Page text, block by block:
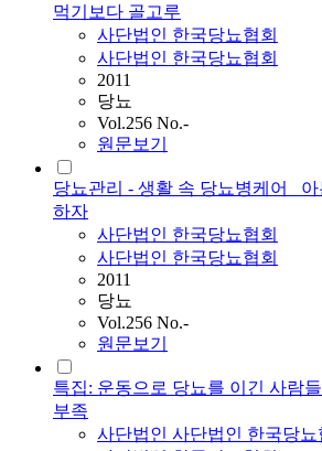
먹기보다 골고루
사단법인 한국당뇨협회
사단법인 한국당뇨협회
2011
당뇨
Vol.256 No.-
원문보기
당뇨관리 - 생활 속 당뇨병케어 _
하자
사단법인 한국당뇨협회
사단법인 한국당뇨협회
2011
당뇨
Vol.256 No.-
원문보기
특집: 운동으로 당뇨를 이긴 사람
부족
사단법인 사단법인 한국당뇨